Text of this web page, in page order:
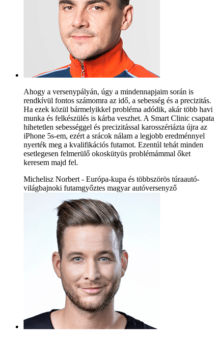
Ahogy a versenypályán, úgy a mindennapjaim során is
rendkívül fontos számomra az idő, a sebesség és a precizitás.
Ha ezek közül bármelyikkel probléma adódik, akár több havi
munka és felkészülés is kárba veszhet. A Smart Clinic csapata
hihetetlen sebességgel és precizitással karosszériázta újra az
iPhone 5s-em, ezért a srácok nálam a legjobb eredménnyel
nyerték meg a kvalifikációs futamot. Ezentúl tehát minden
esetlegesen felmerülő okoskütyüs problémámmal őket
keresem majd fel.
Michelisz Norbert - Európa-kupa és többszörös túraautó-
világbajnoki futamgyőztes magyar autóversenyző